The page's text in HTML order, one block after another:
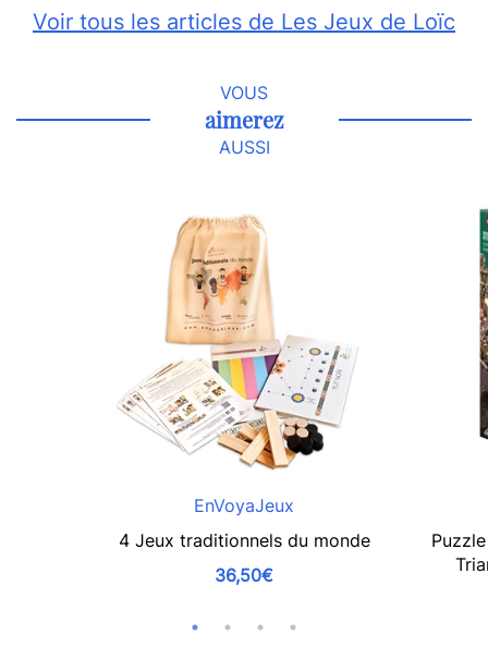
Voir tous les articles de Les Jeux de Loïc
VOUS
aimerez
AUSSI
EnVoyaJeux
4 Jeux traditionnels du monde
36,50€